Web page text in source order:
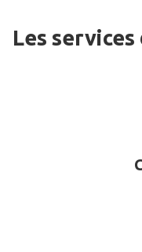
Les services